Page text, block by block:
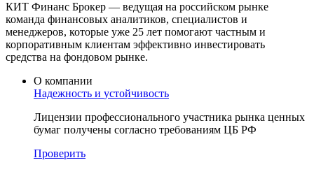
КИТ Финанс Брокер — ведущая на российском рынке
команда финансовых аналитиков, специалистов и
менеджеров, которые уже 25 лет помогают частным и
корпоративным клиентам эффективно инвестировать
средства на фондовом рынке.
О компании
Надежность и устойчивость
Лицензии профессионального участника рынка ценных
бумаг получены согласно требованиям ЦБ РФ
Проверить